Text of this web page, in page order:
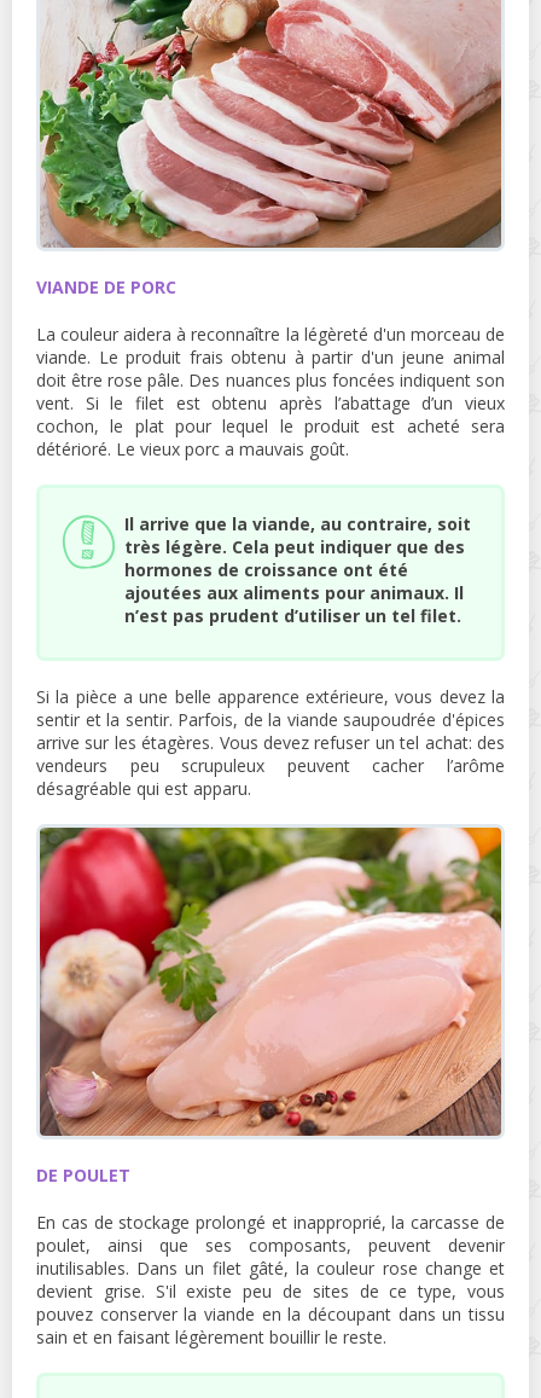
VIANDE DE PORC
La couleur aidera à reconnaître la légèreté d'un morceau de
viande. Le produit frais obtenu à partir d'un jeune animal
doit être rose pâle. Des nuances plus foncées indiquent son
vent. Si le filet est obtenu après l’abattage d’un vieux
cochon, le plat pour lequel le produit est acheté sera
détérioré. Le vieux porc a mauvais goût.
Il arrive que la viande, au contraire, soit
très légère. Cela peut indiquer que des
hormones de croissance ont été
ajoutées aux aliments pour animaux. Il
n’est pas prudent d’utiliser un tel filet.
Si la pièce a une belle apparence extérieure, vous devez la
sentir et la sentir. Parfois, de la viande saupoudrée d'épices
arrive sur les étagères. Vous devez refuser un tel achat: des
vendeurs peu scrupuleux peuvent cacher l’arôme
désagréable qui est apparu.
DE POULET
En cas de stockage prolongé et inapproprié, la carcasse de
poulet, ainsi que ses composants, peuvent devenir
inutilisables. Dans un filet gâté, la couleur rose change et
devient grise. S'il existe peu de sites de ce type, vous
pouvez conserver la viande en la découpant dans un tissu
sain et en faisant légèrement bouillir le reste.